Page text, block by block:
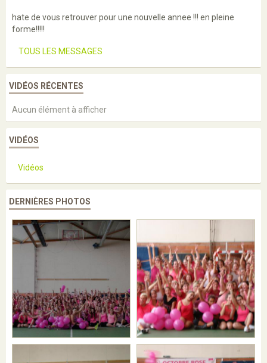
hate de vous retrouver pour une nouvelle annee !!! en pleine
forme!!!!!
TOUS LES MESSAGES
VIDÉOS RÉCENTES
Aucun élément à afficher
VIDÉOS
Vidéos
DERNIÈRES PHOTOS